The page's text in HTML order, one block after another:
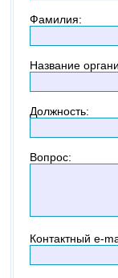
Фамилия:
Название
Должность:
Вопрос:
Контактный e-